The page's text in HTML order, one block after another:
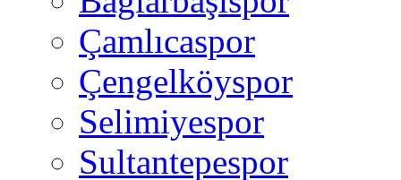
Çamlıcaspor
Çengelköyspor
Selimiyespor
Sultantepespor